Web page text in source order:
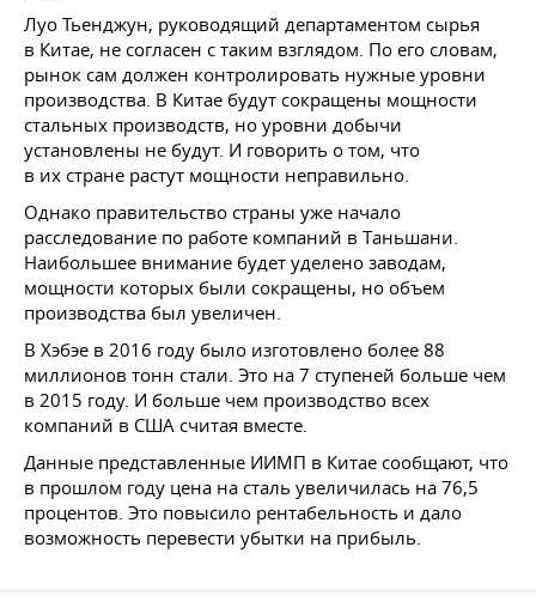
Луо Тьенджун, руководящий департаментом сырья
в Китае, не согласен с таким взглядом. По его словам,
рынок сам должен контролировать нужные уровни
производства. В Китае будут сокращены мощности
стальных производств, но уровни добычи
установлены не будут. И говорить о том, что
в их стране растут мощности неправильно.
Однако правительство страны уже начало
расследование по работе компаний в Таньшани.
Наибольшее внимание будет уделено заводам,
мощности которых были сокращены, но объем
производства был увеличен.
В Хэбэе в 2016 году было изготовлено более 88
миллионов тонн стали. Это на 7 ступеней больше чем
в 2015 году. И больше чем производство всех
компаний в США считая вместе.
Данные представленные ИИМП в Китае сообщают, что
в прошлом году цена на сталь увеличилась на 76,5
процентов. Это повысило рентабельность и дало
возможность перевести убытки на прибыль.